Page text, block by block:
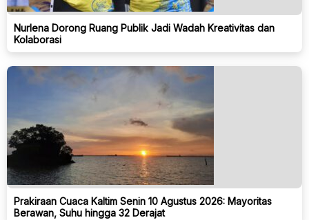
Nurlena Dorong Ruang Publik Jadi Wadah Kreativitas dan
Kolaborasi
Prakiraan Cuaca Kaltim Senin 10 Agustus 2026: Mayoritas
Berawan, Suhu hingga 32 Derajat